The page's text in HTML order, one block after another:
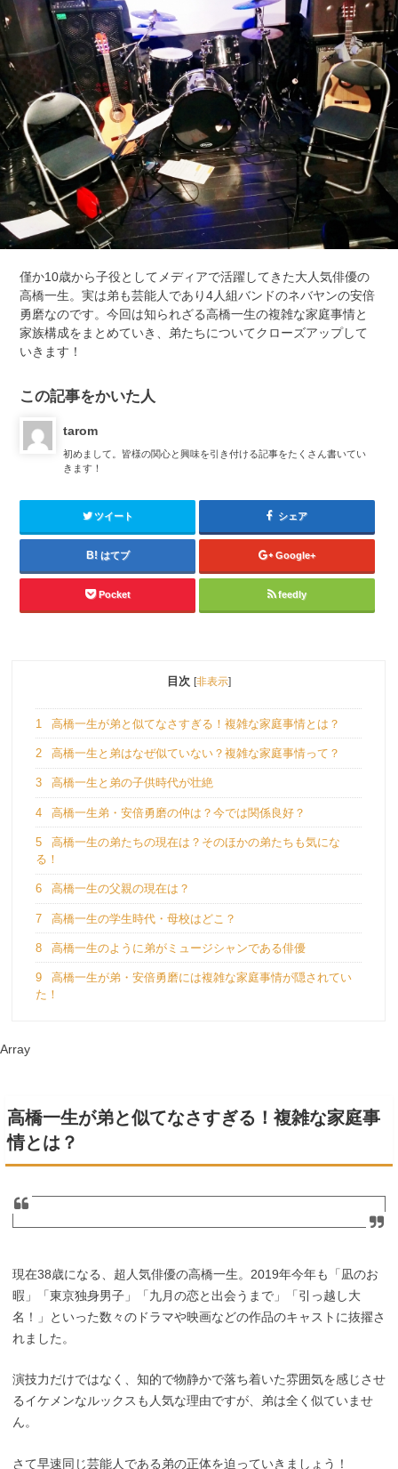
僅か10歳から子役としてメディアで活躍してきた大人気俳優の
高橋一生。実は弟も芸能人であり4人組バンドのネバヤンの安倍
勇磨なのです。今回は知られざる高橋一生の複雑な家庭事情と
家族構成をまとめていき、弟たちについてクローズアップして
いきます！
この記事をかいた人
tarom
初めまして。皆様の関心と興味を引き付ける記事をたくさん書いてい
きます！
ツイート シェア
はてブ Google+
Pocket feedly
目次 [非表示]
1 高橋一生が弟と似てなさすぎる！複雑な家庭事情とは？
2 高橋一生と弟はなぜ似ていない？複雑な家庭事情って？
3 高橋一生と弟の子供時代が壮絶
4 高橋一生弟・安倍勇磨の仲は？今では関係良好？
5
高橋一生の弟たちの現在は？そのほかの弟たちも気にな
る！
6 高橋一生の父親の現在は？
7 高橋一生の学生時代・母校はどこ？
8 高橋一生のように弟がミュージシャンである俳優
9
高橋一生が弟・安倍勇磨には複雑な家庭事情が隠されてい
た！
Array
高橋一生が弟と似てなさすぎる！複雑な家庭事
情とは？
現在38歳になる、超人気俳優の高橋一生。2019年今年も「凪のお
暇」「東京独身男子」「九月の恋と出会うまで」「引っ越し大
名！」といった数々のドラマや映画などの作品のキャストに抜擢さ
れました。
演技力だけではなく、知的で物静かで落ち着いた雰囲気を感じさせ
るイケメンなルックスも人気な理由ですが、弟は全く似ていませ
ん。
さて早速同じ芸能人である弟の正体を迫っていきましょう！